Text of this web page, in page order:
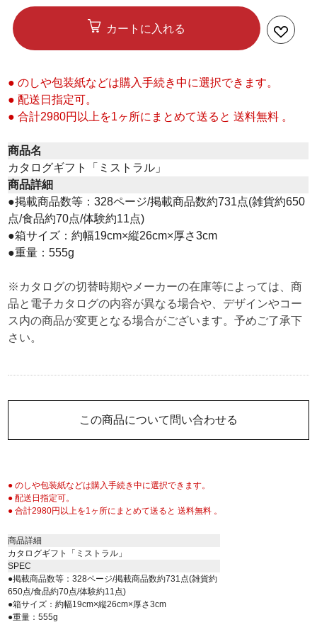
カートに入れる
この商品について問い合わせる
● のしや包装紙などは購入手続き中に選択できます。
● 配送日指定可。
● 合計2980円以上を1ヶ所にまとめて送ると 送料無料 。
商品詳細
カタログギフト「ミストラル」
SPEC
●掲載商品数等：328ページ/掲載商品数約731点(雑貨約
650点/食品約70点/体験約11点)
●箱サイズ：約幅19cm×縦26cm×厚さ3cm
●重量：555g
● のしや包装紙などは購入手続き中に選択できます。
● 配送日指定可。
● 合計2980円以上を1ヶ所にまとめて送ると 送料無料 。
商品名
カタログギフト「ミストラル」
商品詳細
●掲載商品数等：328ページ/掲載商品数約731点(雑貨約650
点/食品約70点/体験約11点)
●箱サイズ：約幅19cm×縦26cm×厚さ3cm
●重量：555g
※カタログの切替時期やメーカーの在庫等によっては、商
品と電子カタログの内容が異なる場合や、デザインやコー
ス内の商品が変更となる場合がございます。予めご了承下
さい。